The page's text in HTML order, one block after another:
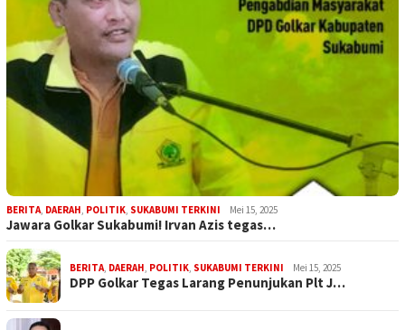
BERITA, DAERAH, POLITIK, SUKABUMI TERKINI Mei 15, 2025
Jawara Golkar Sukabumi! Irvan Azis tegas…
BERITA, DAERAH, POLITIK, SUKABUMI TERKINI Mei 15, 2025
DPP Golkar Tegas Larang Penunjukan Plt J…